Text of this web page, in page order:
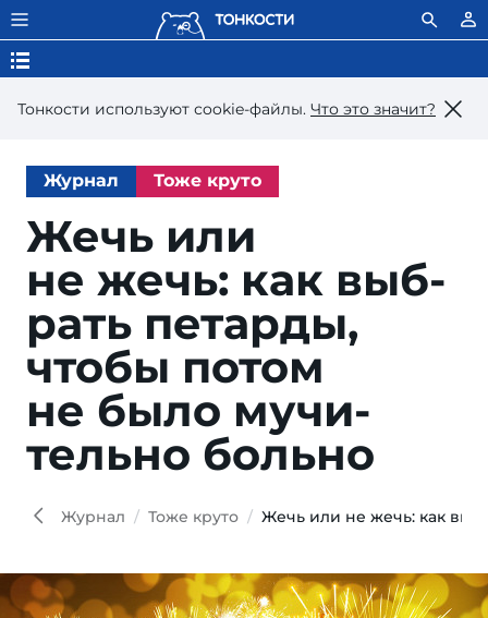
Тонкости используют сookie-файлы. Что это значит?
Журнал Тоже круто
Жечь или
не жечь: как выб­
рать пе­тар­ды,
что­бы по­том
не бы­ло му­чи­
тель­но больно
Журнал Тоже круто Жечь или не жечь: как